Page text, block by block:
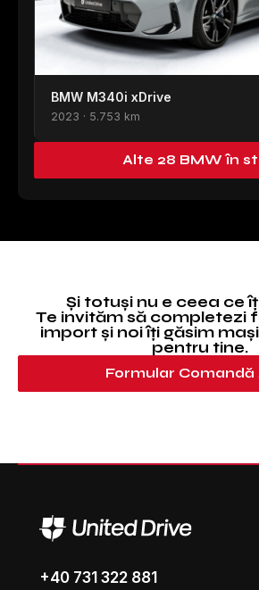
BMW M340i xDrive
2023 · 5.753 km
Alte 28 BMW în
Și totuși nu e ceea ce
Te invităm să completezi
import și noi îți găsim
pentru tine.
Formular Comandă
+40 731 322 881